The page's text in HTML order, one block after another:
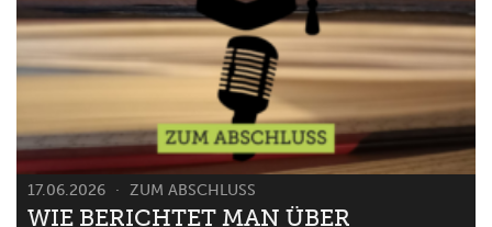
17.06.2026 ZUM ABSCHLUSS
WIE BERICHTET MAN ÜBER